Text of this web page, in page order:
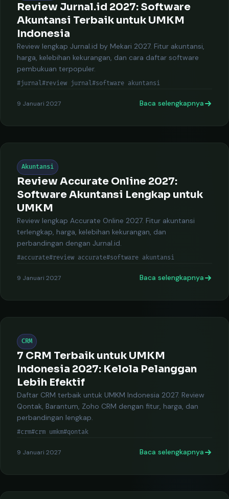
Review Jurnal.id 2027: Software
Akuntansi Terbaik untuk UMKM
Indonesia
Review lengkap Jurnal.id by Mekari 2027. Fitur akuntansi,
harga, kelebihan kekurangan, dan cara daftar software
pembukuan terpopuler.
#jurnal#review jurnal#software akuntansi
9 Januari 2027 Baca selengkapnya
Akuntansi
Review Accurate Online 2027:
Software Akuntansi Lengkap untuk
UMKM
Review lengkap Accurate Online 2027. Fitur akuntansi
terlengkap, harga, kelebihan kekurangan, dan
perbandingan dengan Jurnal.id.
#accurate#review accurate#software akuntansi
9 Januari 2027 Baca selengkapnya
CRM
7 CRM Terbaik untuk UMKM
Indonesia 2027: Kelola Pelanggan
Lebih Efektif
Daftar CRM terbaik untuk UMKM Indonesia 2027. Review
Qontak, Barantum, Zoho CRM dengan fitur, harga, dan
perbandingan lengkap.
#crm#crm umkm#qontak
9 Januari 2027 Baca selengkapnya